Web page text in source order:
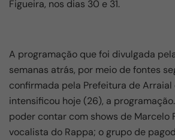
o p
Figueira, nos dias 30 e 31.
A programação que foi divulgada
semanas atrás, por meio de fontes
confirmada pela Prefeitura de Arraial
intensificou hoje (26), a
poder contar com shows de Marcelo
vocalista do Rappa; o grupo de